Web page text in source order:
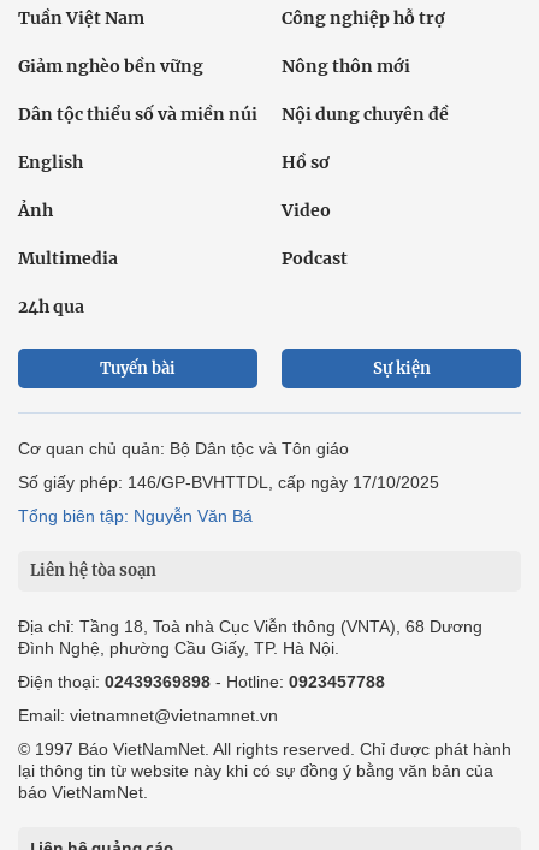
Tuần Việt Nam Công nghiệp hỗ trợ
Giảm nghèo bền vững Nông thôn mới
Dân tộc thiểu số và miền núi Nội dung chuyên đề
English Hồ sơ
Ảnh Video
Multimedia Podcast
24h qua
Tuyến bài Sự kiện
Cơ quan chủ quản: Bộ Dân tộc và Tôn giáo
Số giấy phép: 146/GP-BVHTTDL, cấp ngày 17/10/2025
Tổng biên tập: Nguyễn Văn Bá
Liên hệ tòa soạn
Địa chỉ: Tầng 18, Toà nhà Cục Viễn thông (VNTA), 68 Dương
Đình Nghệ, phường Cầu Giấy, TP. Hà Nội.
Điện thoại: 02439369898 - Hotline: 0923457788
Email: vietnamnet@vietnamnet.vn
© 1997 Báo VietNamNet. All rights reserved. Chỉ được phát hành
lại thông tin từ website này khi có sự đồng ý bằng văn bản của
báo VietNamNet.